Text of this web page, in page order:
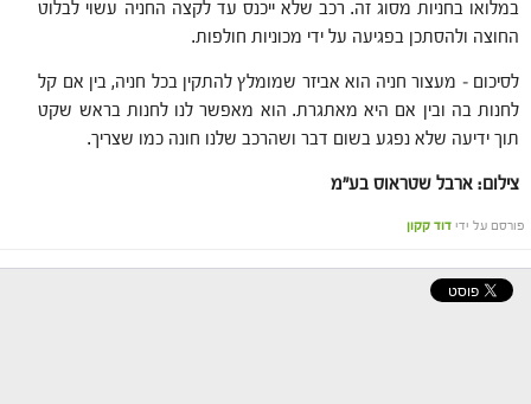
במלואו בחניות מסוג זה. רכב שלא ייכנס עד לקצה החניה עשוי לבלוט
החוצה ולהסתכן בפגיעה על ידי מכוניות חולפות.
לסיכום – מעצור חניה הוא אביזר שמומלץ להתקין בכל חניה, בין אם קל
לחנות בה ובין אם היא מאתגרת. הוא מאפשר לנו לחנות בראש שקט
תוך ידיעה שלא נפגע בשום דבר ושהרכב שלנו חונה כמו שצריך.
צילום: ארבל שטראוס בע"מ
פורסם על ידי דוד קקון